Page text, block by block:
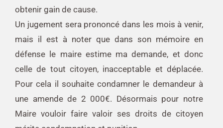
obtenir gain de cause.
Un jugement sera prononcé dans les mois à venir,
mais il est à noter que dans son mémoire en
défense le maire estime ma demande, et donc
celle de tout citoyen, inacceptable et déplacée.
Pour cela il souhaite condamner le demandeur à
une amende de 2 000€. Désormais pour notre
Maire vouloir faire valoir ses droits de citoyen